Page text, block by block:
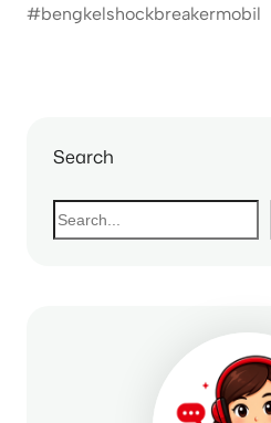
#bengkelshockbreakermobil
Search
S
e